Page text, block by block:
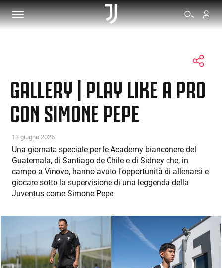
BIGLIETTI
SHOP
BIANCONERI
VIDEO
ALTRO
GALLERY | PLAY LIKE A PRO
CON SIMONE PEPE
13 giugno 2026
Una giornata speciale per le Academy bianconere del
Guatemala, di Santiago de Chile e di Sidney che, in
campo a Vinovo, hanno avuto l'opportunità di allenarsi e
giocare sotto la supervisione di una leggenda della
Juventus come Simone Pepe